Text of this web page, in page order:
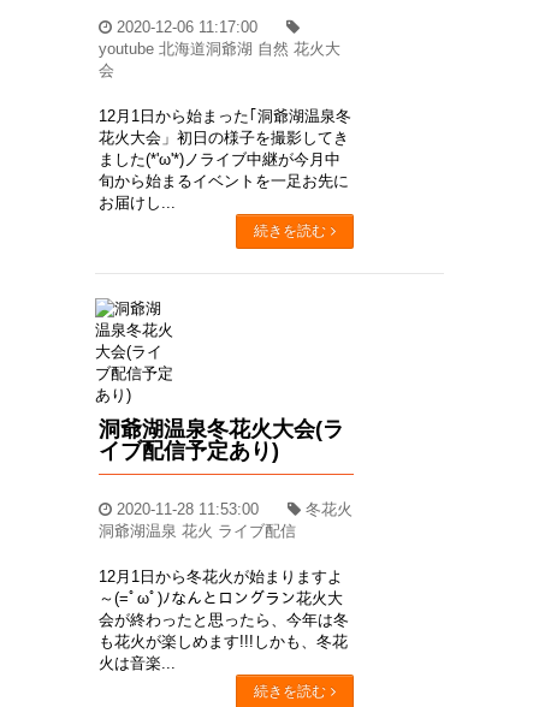
2020-12-06 11:17:00
youtube 北海道洞爺湖 自然 花火大
会
12月1日から始まった｢洞爺湖温泉冬
花火大会」初日の様子を撮影してき
ました(*'ω'*)ノライブ中継が今月中
旬から始まるイベントを一足お先に
お届けし...
続きを読む
洞爺湖温泉冬花火大会(ラ
イブ配信予定あり)
2020-11-28 11:53:00
冬花火
洞爺湖温泉 花火 ライブ配信
12月1日から冬花火が始まりますよ
～(=ﾟωﾟ)ﾉなんとロングラン花火大
会が終わったと思ったら、今年は冬
も花火が楽しめます!!!しかも、冬花
火は音楽...
続きを読む